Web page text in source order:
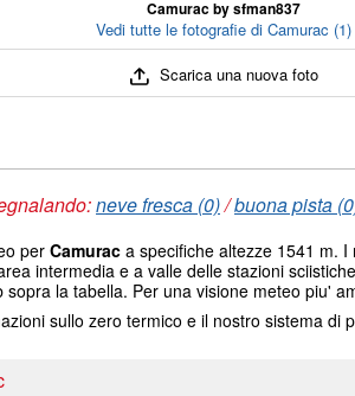
Camurac by sfman837
Vedi tutte le fotografie di Camurac (1)
Scarica una nuova foto
neve fresca (0)/buona pista
perCamurac a specifiche altezze 1541 m.
intermedia e a valle delle stazioni
la tabella. Per una visione meteo piu'
sullo zero termico e il nostro sistema di